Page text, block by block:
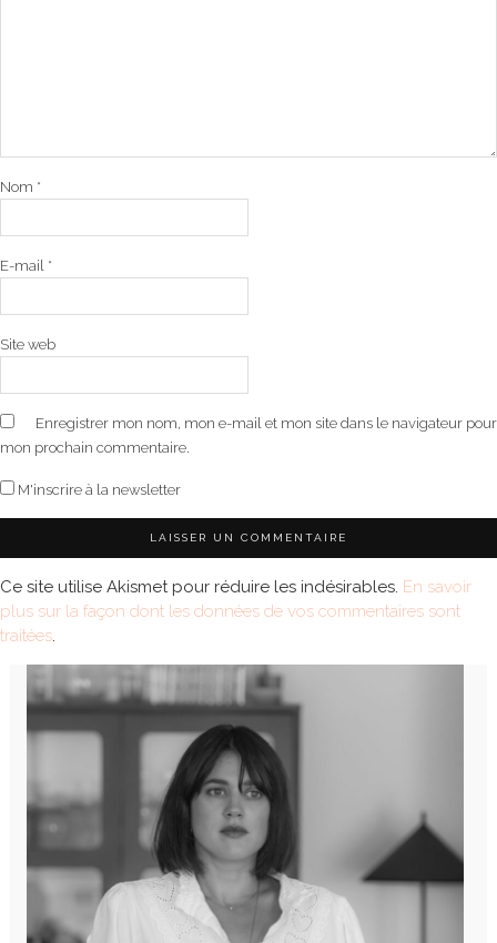
Nom *
E-mail *
Site web
Enregistrer mon nom, mon e-mail et mon site dans le navigateur pour
mon prochain commentaire.
M'inscrire à la newsletter
Ce site utilise Akismet pour réduire les indésirables. En savoir
plus sur la façon dont les données de vos commentaires sont
traitées.